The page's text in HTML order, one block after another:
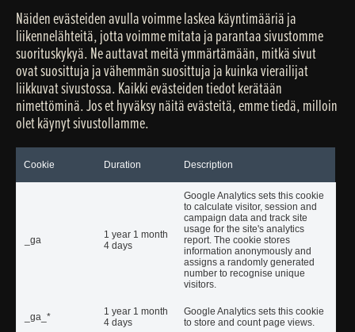
Näiden evästeiden avulla voimme laskea käyntimääriä ja
liikennelähteitä, jotta voimme mitata ja parantaa sivustomme
suorituskykyä. Ne auttavat meitä ymmärtämään, mitkä sivut
ovat suosittuja ja vähemmän suosittuja ja kuinka vierailijat
liikkuvat sivustossa. Kaikki evästeiden tiedot kerätään
nimettöminä. Jos et hyväksy näitä evästeitä, emme tiedä, milloin
olet käynyt sivustollamme.
Cookie Duration Description
_ga
1 year 1 month
4 days
Google Analytics sets this cookie
to calculate visitor, session and
campaign data and track site
usage for the site's analytics
report. The cookie stores
information anonymously and
assigns a randomly generated
number to recognise unique
visitors.
_ga_*
1 year 1 month
4 days
Google Analytics sets this cookie
to store and count page views.